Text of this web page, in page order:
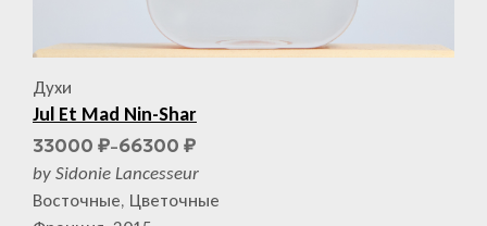
Духи
Jul Et Mad Nin-Shar
33000 ₽–66300 ₽
by Sidonie Lancesseur
Восточные, Цветочные